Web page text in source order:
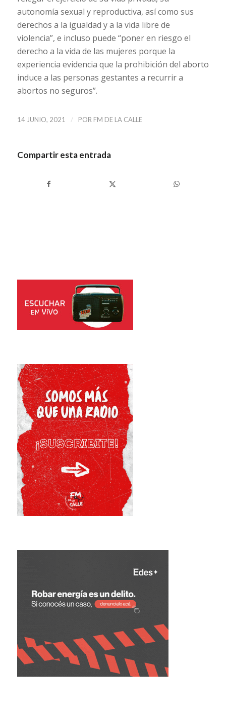
autonomía sexual y reproductiva, así como sus
derechos a la igualdad y a la vida libre de
violencia”, e incluso puede “poner en riesgo el
derecho a la vida de las mujeres porque la
experiencia evidencia que la prohibición del aborto
induce a las personas gestantes a recurrir a
abortos no seguros”.
14 JUNIO, 2021 / POR FM DE LA CALLE
Compartir esta entrada